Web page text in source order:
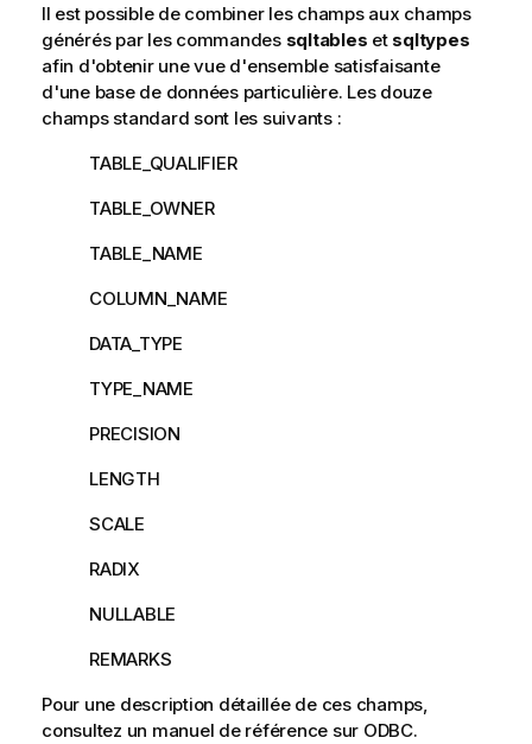
Il est possible de combiner les champs aux champs
générés par les commandes sqltables et sqltypes
afin d'obtenir une vue d'ensemble satisfaisante
d'une base de données particulière. Les douze
champs standard sont les suivants :
TABLE_QUALIFIER
TABLE_OWNER
TABLE_NAME
COLUMN_NAME
DATA_TYPE
TYPE_NAME
PRECISION
LENGTH
SCALE
RADIX
NULLABLE
REMARKS
Pour une description détaillée de ces champs,
consultez un manuel de référence sur ODBC.